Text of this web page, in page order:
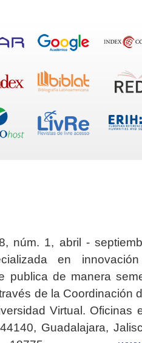
núm. 1, abril -
en
publica de manera
de la Coordinación
Virtual. Oficinas
Guadalajara,